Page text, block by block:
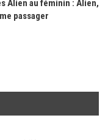
Alien au féminin : Alien,
passager